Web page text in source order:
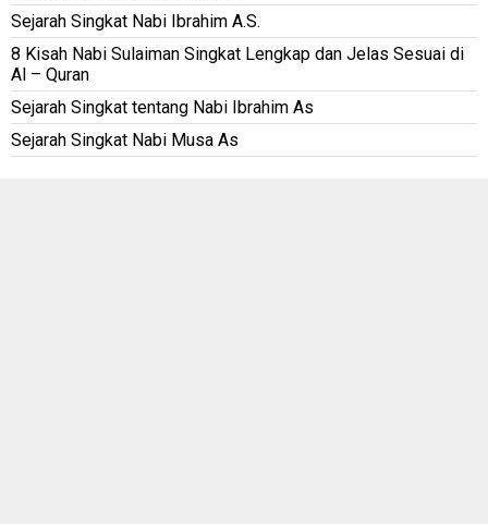
Sejarah Singkat Nabi Ibrahim A.S.
8 Kisah Nabi Sulaiman Singkat Lengkap dan Jelas Sesuai di
Al – Quran
Sejarah Singkat tentang Nabi Ibrahim As
Sejarah Singkat Nabi Musa As